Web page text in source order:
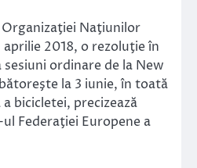
Organizaţiei Naţiunilor
2018, o rezoluţie în
ordinare de la New
la 3 iunie, în toată
bicicletei, precizează
Federaţiei Europene a